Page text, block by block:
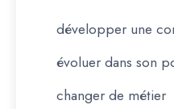
développer une
évoluer dans son
changer de métier